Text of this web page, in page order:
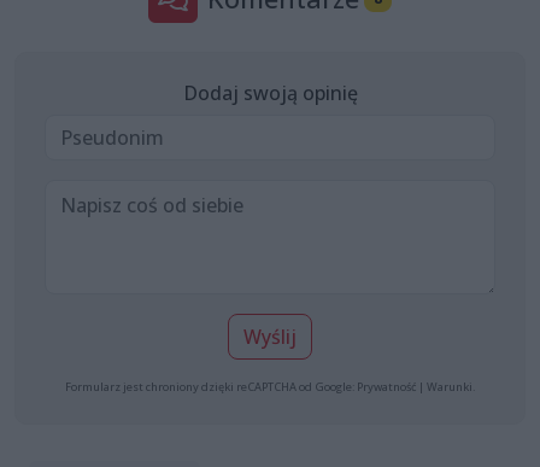
Dodaj swoją opinię
Wyślij
Formularz jest chroniony dzięki reCAPTCHA od Google: Prywatność | Warunki